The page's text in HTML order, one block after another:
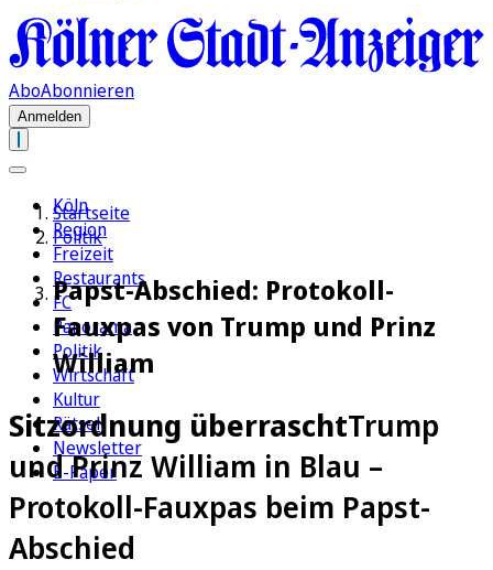
AboAbonnieren
Anmelden
Köln
Region
Freizeit
Restaurants
FC
Panorama
Politik
Wirtschaft
Kultur
Rätsel
Newsletter
E-Paper
Startseite
Politik
Papst-Abschied: Protokoll-
Fauxpas von Trump und Prinz
William
Sitzordnung überraschtTrump
und Prinz William in Blau –
Protokoll-Fauxpas beim Papst-
Abschied